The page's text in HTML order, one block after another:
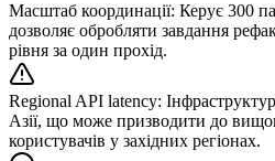
Масштаб координації: Керує 300
дозволяє обробляти завдання
рівня за один прохід.
Regional API latency:
Азії, що може призводити до
користувачів у західних регіонах.